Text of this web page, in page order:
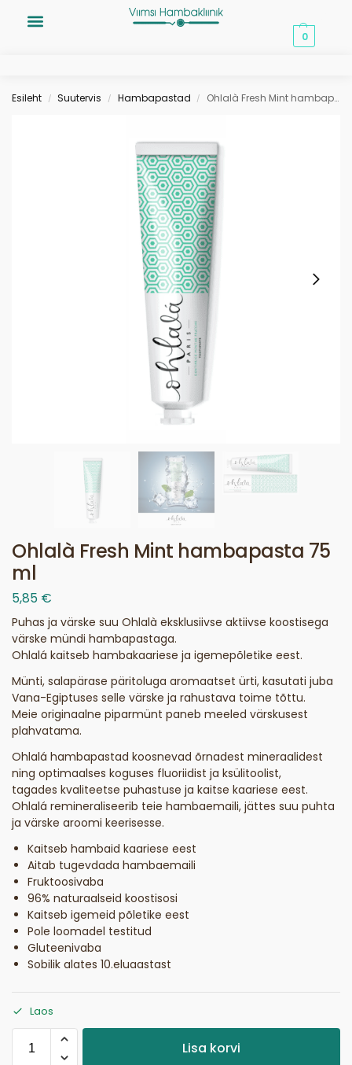
0
Esileht / Suutervis / Hambapastad / Ohlalà Fresh Mint hambapasta 75 ml
Ohlalà Fresh Mint hambapasta 75
ml
5,85 €
Puhas ja värske suu Ohlalà eksklusiivse aktiivse koostisega
värske mündi hambapastaga.
Ohlalá kaitseb hambakaariese ja igemepõletike eest.
Münti, salapärase päritoluga aromaatset ürti, kasutati juba
Vana-Egiptuses selle värske ja rahustava toime tõttu.
Meie originaalne piparmünt paneb meeled värskusest
plahvatama.
Ohlalá hambapastad koosnevad õrnadest mineraalidest
ning optimaalses koguses fluoriidist ja ksülitoolist,
tagades kvaliteetse puhastuse ja kaitse kaariese eest.
Ohlalá remineraliseerib teie hambaemaili, jättes suu puhta
ja värske aroomi keerisesse.
Kaitseb hambaid kaariese eest
Aitab tugevdada hambaemaili
Fruktoosivaba
96% naturaalseid koostisosi
Kaitseb igemeid põletike eest
Pole loomadel testitud
Gluteenivaba
Sobilik alates 10.eluaastast
Laos
Lisa korvi